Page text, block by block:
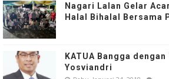
Nagari Lalan Gelar
Halal Bihalal Bersama
KATUA Bangga
Yosviandri